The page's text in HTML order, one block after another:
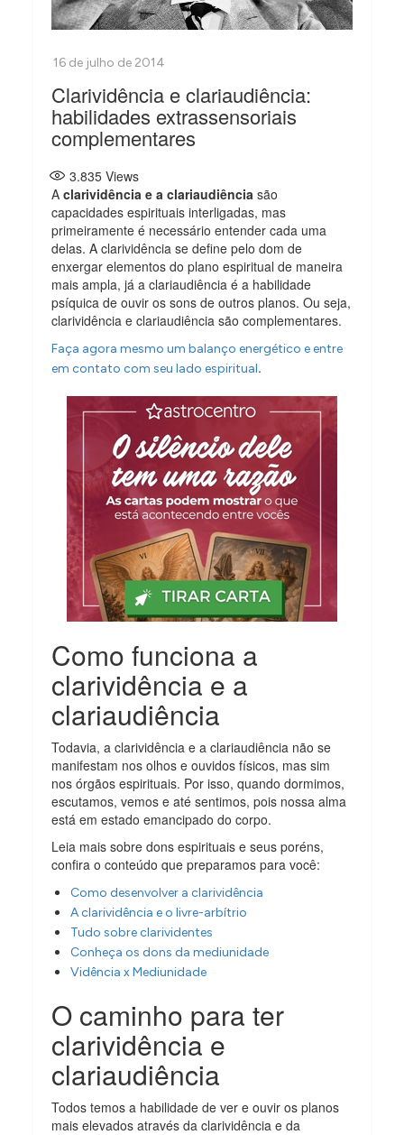
Clarividência e clariaudiência:
habilidades extrassensoriais
complementares
3.835 Views
Aclarividência e a clariaudiência são
capacidades espirituais interligadas, mas
primeiramente é necessário entender cada uma
delas. A clarividência se define pelo dom de
enxergar elementos do plano espiritual de maneira
mais ampla, já a clariaudiência é a habilidade
psíquica de ouvir os sons de outros planos. Ou seja,
clarividência e clariaudiência são complementares.
Faça agora mesmo um balanço energético e entre
em contato com seu lado espiritual.
Como funciona a
clarividência e a
clariaudiência
Todavia, a clarividência e a clariaudiência não se
manifestam nos olhos e ouvidos físicos, mas sim
nos órgãos espirituais. Por isso, quando dormimos,
escutamos, vemos e até sentimos, pois nossa alma
está em estado emancipado do corpo.
Leia mais sobre dons espirituais e seus poréns,
confira o conteúdo que preparamos para você:
Como desenvolver a clarividência
A clarividência e o livre-arbítrio
Tudo sobre clarividentes
Conheça os dons da mediunidade
Vidência x Mediunidade
O caminho para ter
clarividência e
clariaudiência
Todos temos a habilidade de ver e ouvir os planos
mais elevados através da clarividência e da